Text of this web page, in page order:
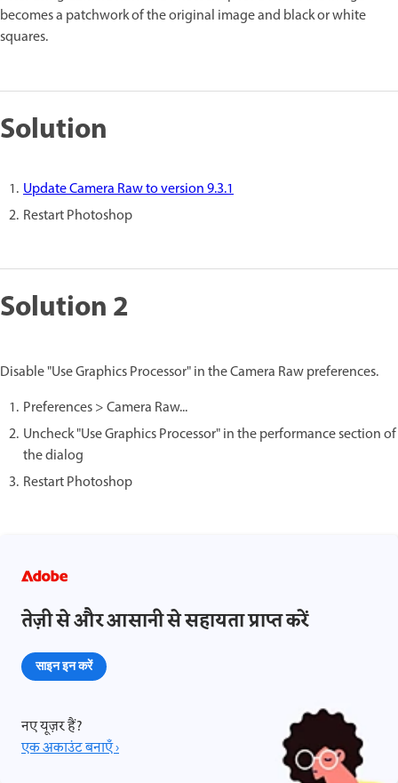
becomes a patchwork of the original image and black or white
squares.
Solution
Update Camera Raw to version 9.3.1
Restart Photoshop
Solution 2
Disable "Use Graphics Processor" in the Camera Raw preferences.
Preferences > Camera Raw...
Uncheck "Use Graphics Processor" in the performance section of
the dialog
Restart Photoshop
तेज़ी से और आसानी से सहायता प्राप्त करें
साइन इन करें
नए यूज़र हैं?
एक अकाउंट बनाएँ ›